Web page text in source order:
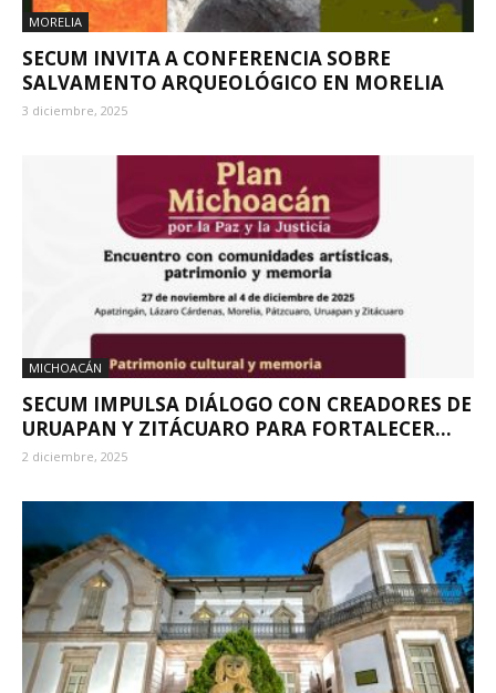
MORELIA
SECUM INVITA A CONFERENCIA SOBRE
SALVAMENTO ARQUEOLÓGICO EN MORELIA
3 diciembre, 2025
MICHOACÁN
SECUM IMPULSA DIÁLOGO CON CREADORES DE
URUAPAN Y ZITÁCUARO PARA FORTALECER...
2 diciembre, 2025